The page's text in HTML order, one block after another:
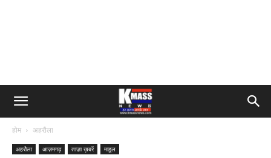
होम अहरौला
अहरौला आज़मगढ़ ताज़ा ख़बरें माहुल